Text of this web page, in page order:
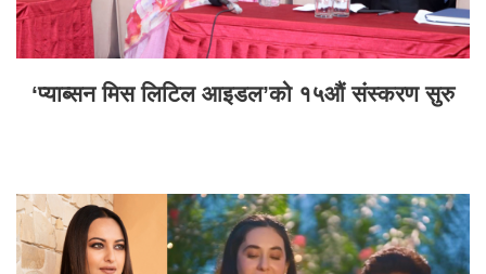
‘प्याब्सन मिस लिटिल आइडल’को १५औं संस्करण सुरु